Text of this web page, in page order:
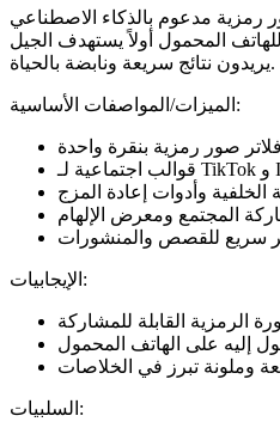
مدعوم بالذكاء الاصطناعي
للهاتف المحمول أولاً يستهدف الجيل Z والمبدعين العاديين الذين
يريدون نتائج سريعة ونابضة بالحياة.
الميزات/المواصفات الأساسية:
صور رمزية بنقرة واحدة
وأدوات إعادة المزج
المجتمع ومعرض الإلهام
سريع للقصص والمنشورات
الإيجابيات:
الرمزية القابلة للمشاركة
إليه على الهاتف المحمول
وملونة تبرز في الخلاصات
السلبيات: